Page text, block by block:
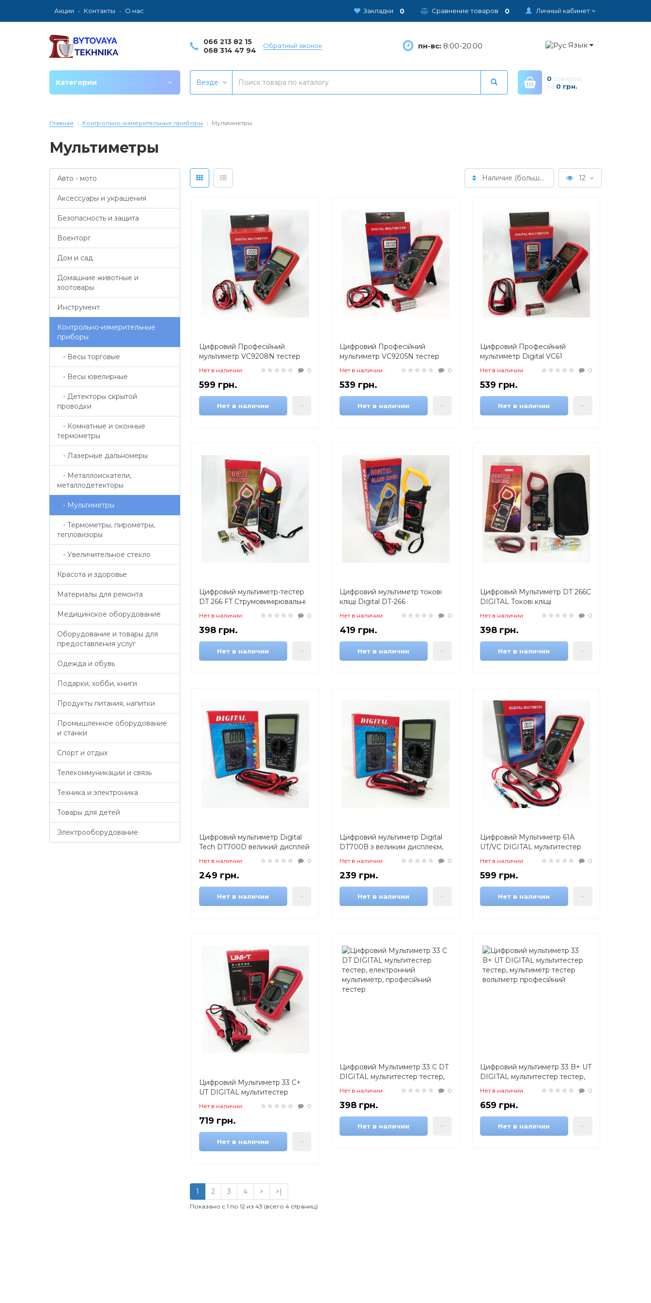
Акции Контакты О нас Личный кабинет
Закладки 0 Сравнение товаров 0
066 213 82 15
068 314 47 94
Обратный звонок пн-вс:8:00-20:00 Язык
Везде 0 товаров,
на 0 грн.
Категории
Главная Контрольно-измерительные приборы Мультиметры
Мультиметры
Авто - мото
Аксессуары и украшения
Безопасность и защита
Военторг
Дом и сад
Домашние животные и
зоотовары
Инструмент
Контрольно-измерительные
приборы
- Весы торговые
- Весы ювелирные
- Детекторы скрытой
проводки
- Комнатные и оконные
термометры
- Лазерные дальномеры
- Металлоискатели,
металлодетекторы
- Мультиметры
- Термометры, пирометры,
тепловизоры
- Увеличительное стекло
Красота и здоровье
Материалы для ремонта
Медицинское оборудование
Оборудование и товары для
предоставления услуг
Одежда и обувь
Подарки, хобби, книги
Продукты питания, напитки
Промышленное оборудование
и станки
Спорт и отдых
Телекоммуникации и связь
Техника и электроника
Товары для детей
Электрооборудование
Наличие (больше > меньше)12
Цифровий Професійний
мультиметр VC9208N тестер
вольтметр + термопара,
Нет в наличии 0
599 грн.
Нет в наличии
Цифровий Професійний
мультиметр VC9205N тестер
електровимірювальні тестери
Нет в наличии 0
539 грн.
Нет в наличии
Цифровий Професійний
мультиметр Digital VC61
вольтметр тестер. Зі звуком
видає сигнал під час дзвінка
Нет в наличии 0
539 грн.
Нет в наличии
Цифровий мультиметр-тестер
DT 266 FT Струмовимірювальні
кліщі, Тестер професійний
Нет в наличии 0
398 грн.
Нет в наличии
Цифровий мультиметр токові
кліщі Digital DT-266
мультитестер тестер вольтметр,
Нет в наличии 0
419 грн.
Нет в наличии
Цифровий Мультиметр DT 266C
DIGITAL Токові кліщі
мультитестер тестер, Тестер
Нет в наличии 0
398 грн.
Нет в наличии
Цифровий мультиметр Digital
Tech DT700D великий дисплей
(зі звуком), мультиметр із
Нет в наличии 0
249 грн.
Нет в наличии
Цифровий мультиметр Digital
DT700B з великим дисплеєм,
тестер для вимірювання
Нет в наличии 0
239 грн.
Нет в наличии
Цифровий Мультиметр 61A
UT/VC DIGITAL мультитестер
тестер, тестер для вимірювання
Нет в наличии 0
599 грн.
Нет в наличии
Цифровий Мультиметр 33 C+
UT DIGITAL мультитестер
тестер, тестер для вимірювання
Нет в наличии 0
719 грн.
Нет в наличии
Цифровий Мультиметр 33 C DT
DIGITAL мультитестер тестер,
електронний мультиметр,
Нет в наличии 0
398 грн.
Нет в наличии
Цифровий мультиметр 33 B+ UT
DIGITAL мультитестер тестер,
мультиметр тестер вольтметр
Нет в наличии 0
659 грн.
Нет в наличии
1 2 3 4 > >|
Показано с 1 по 12 из 43 (всего 4 страниц)